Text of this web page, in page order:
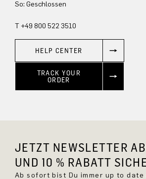
So: Geschlossen
T +49 800 522 3510
HELP CENTER
TRACK YOUR
ORDER
JETZT NEWSLETTER
UND 10 % RABATT
Ab sofort bist Du immer up to